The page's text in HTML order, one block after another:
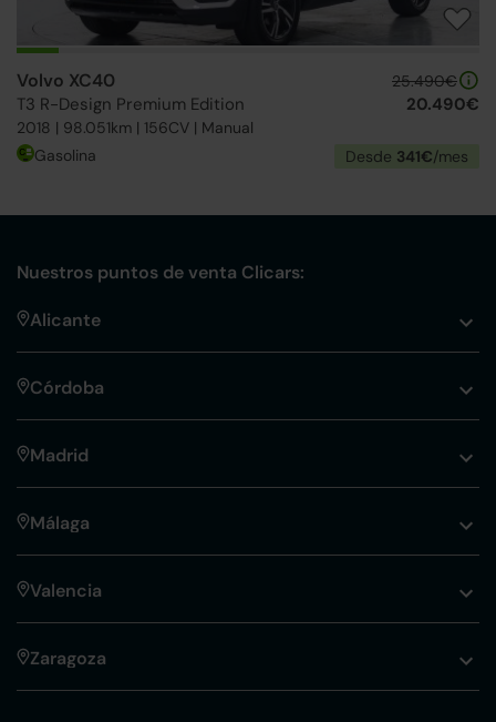
Volvo XC40
T3 R-Design Premium Edition
2018 | 98.051km | 156CV | Manual
25.490€
20.490€
Gasolina Desde 341€/mes
Nuestros puntos de venta Clicars:
Alicante
Córdoba
Madrid
Málaga
Valencia
Zaragoza